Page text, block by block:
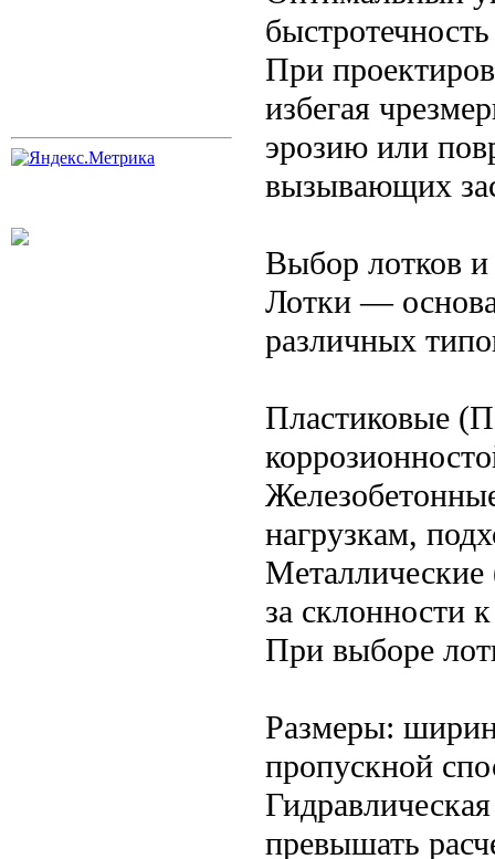
При
избегая
эрозию или
вызывающих
Выбор лотков и
Лотки —
различных
Пластиковые
нагрузкам,
за склонности
При выборе
Размеры:
пропускной
превышать